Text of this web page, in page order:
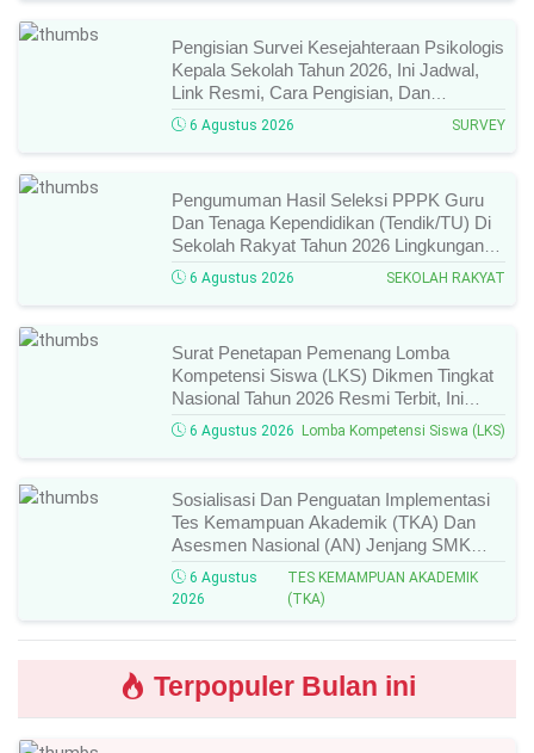
Pengisian Survei Kesejahteraan Psikologis
Kepala Sekolah Tahun 2026, Ini Jadwal,
Link Resmi, Cara Pengisian, Dan
Ketentuan Lengkapnya!
6 Agustus 2026 SURVEY
Pengumuman Hasil Seleksi PPPK Guru
Dan Tenaga Kependidikan (Tendik/TU) Di
Sekolah Rakyat Tahun 2026 Lingkungan
Kementerian Sosial RI, Ini Daftar Nama
Peserta Yang Lolos!
6 Agustus 2026 SEKOLAH RAKYAT
Surat Penetapan Pemenang Lomba
Kompetensi Siswa (LKS) Dikmen Tingkat
Nasional Tahun 2026 Resmi Terbit, Ini
Daftar Lengkap Nama Juara Dan Peraih
Medali!
6 Agustus 2026 Lomba Kompetensi Siswa (LKS)
Sosialisasi Dan Penguatan Implementasi
Tes Kemampuan Akademik (TKA) Dan
Asesmen Nasional (AN) Jenjang SMK
Tahun 2026, Ini Jadwal, Materi, Dan Link
Mengikutinya!
6 Agustus
2026
TES KEMAMPUAN AKADEMIK
(TKA)
Terpopuler Bulan ini